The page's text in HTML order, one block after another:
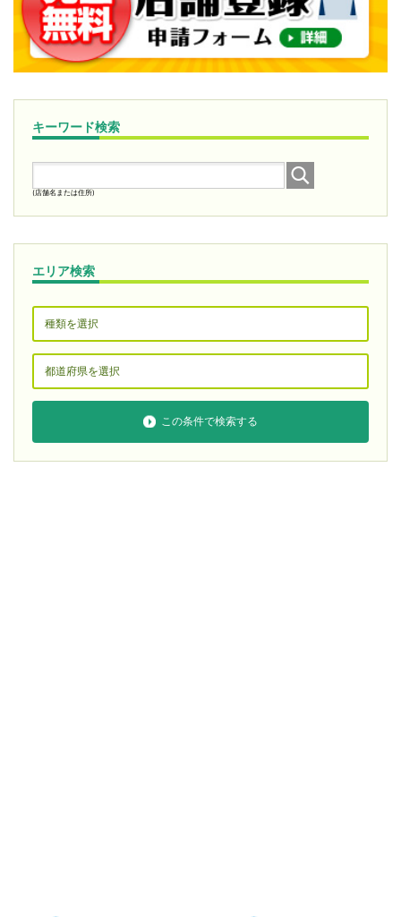
キーワード検索
(店舗名または住所)
エリア検索
この条件で検索する